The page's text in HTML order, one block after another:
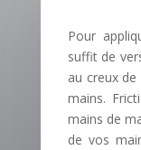
Pour
suffit de
au creux
mains.
mains de
de vos